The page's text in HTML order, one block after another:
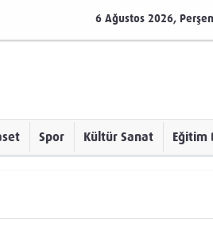
6 Ağustos 2026,
Spor Kültür Sanat Eğitim